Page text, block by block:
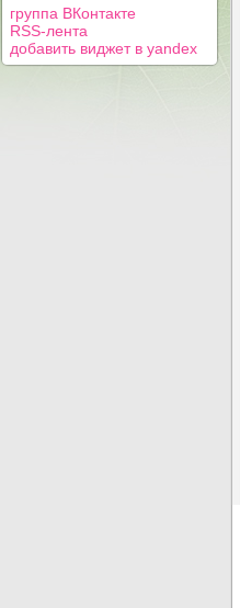
группа ВКонтакте
RSS-лента
добавить виджет в yandex